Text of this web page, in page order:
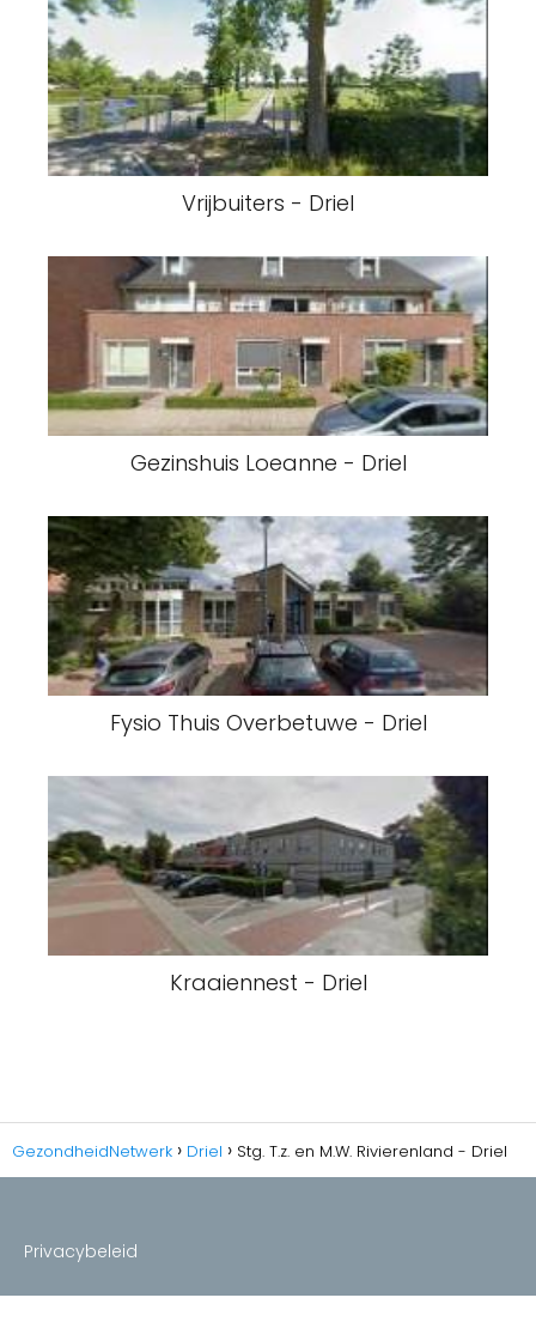
Vrijbuiters - Driel
Gezinshuis Loeanne - Driel
Fysio Thuis Overbetuwe - Driel
Kraaiennest - Driel
GezondheidNetwerk Driel Stg. T.z. en M.W. Rivierenland - Driel
Privacybeleid